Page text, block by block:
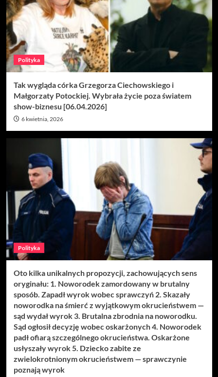
Polityka
Tak wygląda córka Grzegorza Ciechowskiego i
Małgorzaty Potockiej. Wybrała życie poza światem
show-biznesu [06.04.2026]
6 kwietnia, 2026
Polityka
Oto kilka unikalnych propozycji, zachowujących sens
oryginału: 1. Noworodek zamordowany w brutalny
sposób. Zapadł wyrok wobec sprawczyń 2. Skazały
noworodka na śmierć z wyjątkowym okrucieństwem —
sąd wydał wyrok 3. Brutalna zbrodnia na noworodku.
Sąd ogłosił decyzję wobec oskarżonych 4. Noworodek
padł ofiarą szczególnego okrucieństwa. Oskarżone
usłyszały wyrok 5. Dziecko zabite ze
zwielokrotnionym okrucieństwem — sprawczynie
poznają wyrok